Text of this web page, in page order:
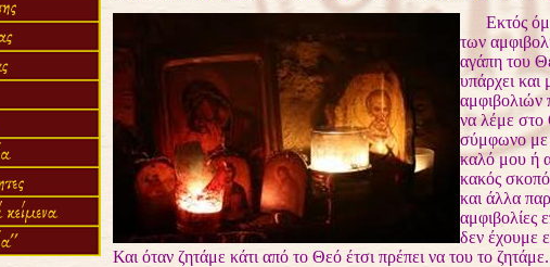
Εκτός
των
αγάπη του
υπάρχει και
αμφιβολιών
να λέμε στο
σύμφωνο με
καλό μου ή
κακός
και άλλα
αμφιβολίες
δεν έχουμε
Και όταν ζητάμε κάτι από το Θεό έτσι πρέπει να του το ζητάμε.